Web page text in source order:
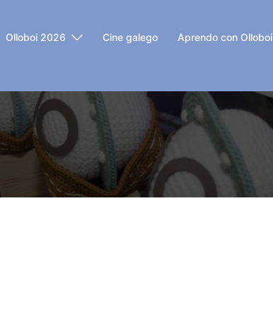
Olloboi 2026 Cine galego Aprendo con Olloboi